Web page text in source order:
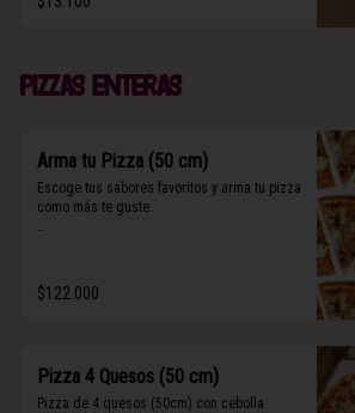
Pizzas enteras
Arma tu Pizza (50 cm)
Escoge tus sabores favoritos y arma tu pizza
como más te guste.
secos y maní.
$122.000
Pizza 4 Quesos (50 cm)
Pizza de 4 quesos (50cm) con cebolla